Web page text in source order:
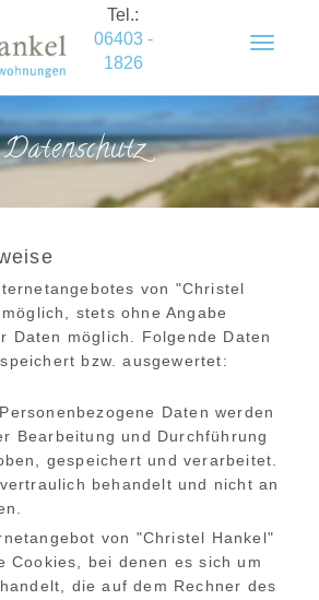
Tel.:
06403 -
1826
Toggle
Datenschutz
von "Christel
stets ohne Angabe
Daten möglich. Folgende Daten
bzw. ausgewertet:
Personenbezogene Daten werden
Bearbeitung und Durchführung
gespeichert und verarbeitet.
behandelt und nicht an
von "Christel Hankel"
Cookies, bei denen es sich um
die auf dem Rechner des